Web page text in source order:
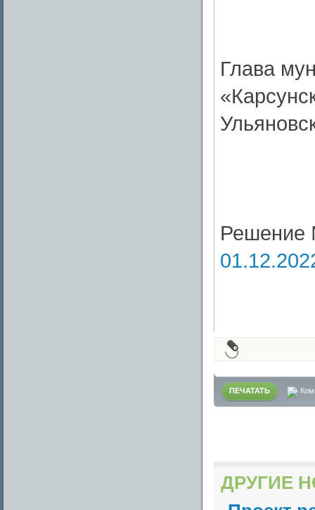
Глава
Решение
ПЕЧАТАТЬ
ДРУГИЕ